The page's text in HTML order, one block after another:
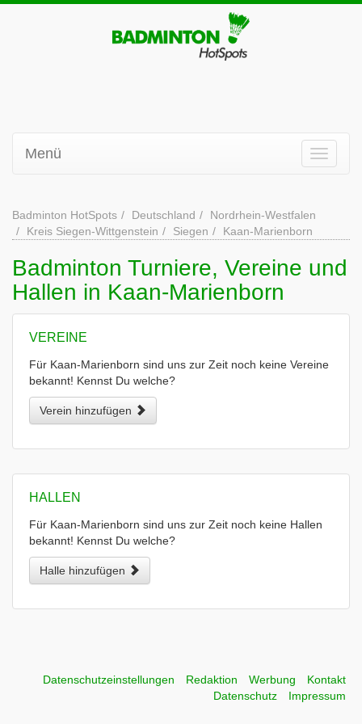
Menü
Badminton HotSpots Deutschland
Nordrhein-Westfalen
Kreis Siegen-Wittgenstein
Siegen Kaan-Marienborn
Badminton Turniere, Vereine und
Hallen in Kaan-Marienborn
VEREINE
Für Kaan-Marienborn sind uns zur Zeit noch keine Vereine
bekannt! Kennst Du welche?
Verein hinzufügen
HALLEN
Für Kaan-Marienborn sind uns zur Zeit noch keine Hallen
bekannt! Kennst Du welche?
Halle hinzufügen
Datenschutzeinstellungen Redaktion Werbung
Kontakt
Datenschutz
Impressum